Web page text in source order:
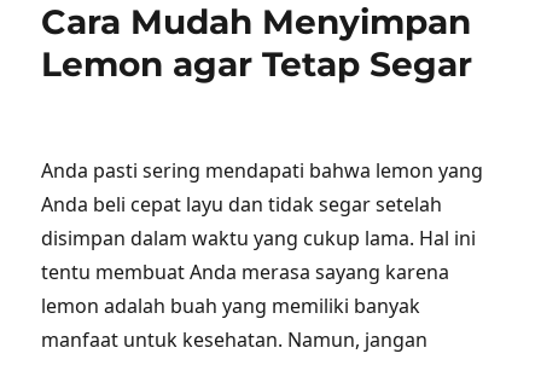
Cara Mudah Menyimpan
Lemon agar Tetap Segar
Anda pasti sering mendapati bahwa lemon yang
Anda beli cepat layu dan tidak segar setelah
disimpan dalam waktu yang cukup lama. Hal ini
tentu membuat Anda merasa sayang karena
lemon adalah buah yang memiliki banyak
manfaat untuk kesehatan. Namun, jangan